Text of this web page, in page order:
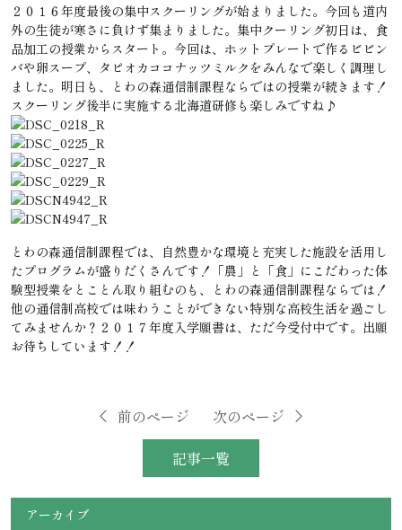
２０１６年度最後の集中スクーリングが始まりました。今回も道内
外の生徒が寒さに負けず集まりました。集中クーリング初日は、食
品加工の授業からスタート。今回は、ホットプレートで作るビビン
バや卵スープ、タピオカココナッツミルクをみんなで楽しく調理し
ました。明日も、とわの森通信制課程ならではの授業が続きます！
スクーリング後半に実施する北海道研修も楽しみですね♪
とわの森通信制課程では、自然豊かな環境と充実した施設を活用し
たプログラムが盛りだくさんです！「農」と「食」にこだわった体
験型授業をとことん取り組むのも、とわの森通信制課程ならでは！
他の通信制高校では味わうことができない特別な高校生活を過ごし
てみませんか？２０１７年度入学願書は、ただ今受付中です。出願
お待ちしています！！
前のページ
記事一覧
次のページ
アーカイブ